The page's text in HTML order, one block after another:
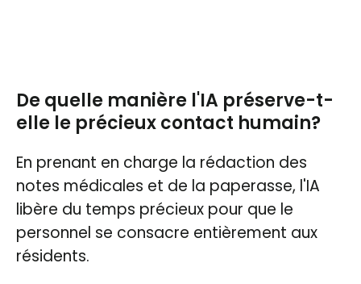
De quelle manière l'IA préserve-t-
elle le précieux contact humain?
En prenant en charge la rédaction des
notes médicales et de la paperasse, l'IA
libère du temps précieux pour que le
personnel se consacre entièrement aux
résidents.